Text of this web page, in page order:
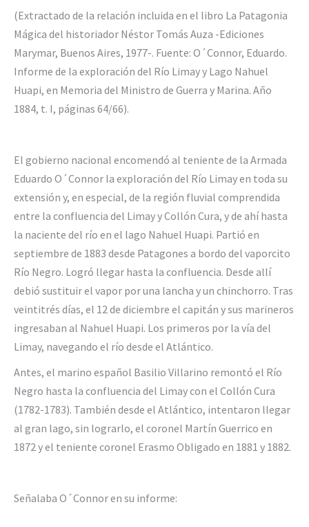
(Extractado de la relación incluida en el libro La Patagonia
Mágica del historiador Néstor Tomás Auza -Ediciones
Marymar, Buenos Aires, 1977-. Fuente: O´Connor, Eduardo.
Informe de la exploración del Río Limay y Lago Nahuel
Huapi, en Memoria del Ministro de Guerra y Marina. Año
1884, t. I, páginas 64/66).
El gobierno nacional encomendó al teniente de la Armada
Eduardo O´Connor la exploración del Río Limay en toda su
extensión y, en especial, de la región fluvial comprendida
entre la confluencia del Limay y Collón Cura, y de ahí hasta
la naciente del río en el lago Nahuel Huapi. Partió en
septiembre de 1883 desde Patagones a bordo del vaporcito
Río Negro. Logró llegar hasta la confluencia. Desde allí
debió sustituir el vapor por una lancha y un chinchorro. Tras
veintitrés días, el 12 de diciembre el capitán y sus marineros
ingresaban al Nahuel Huapi. Los primeros por la vía del
Limay, navegando el río desde el Atlántico.
Antes, el marino español Basilio Villarino remontó el Río
Negro hasta la confluencia del Limay con el Collón Cura
(1782-1783). También desde el Atlántico, intentaron llegar
al gran lago, sin lograrlo, el coronel Martín Guerrico en
1872 y el teniente coronel Erasmo Obligado en 1881 y 1882.
Señalaba O´Connor en su informe: